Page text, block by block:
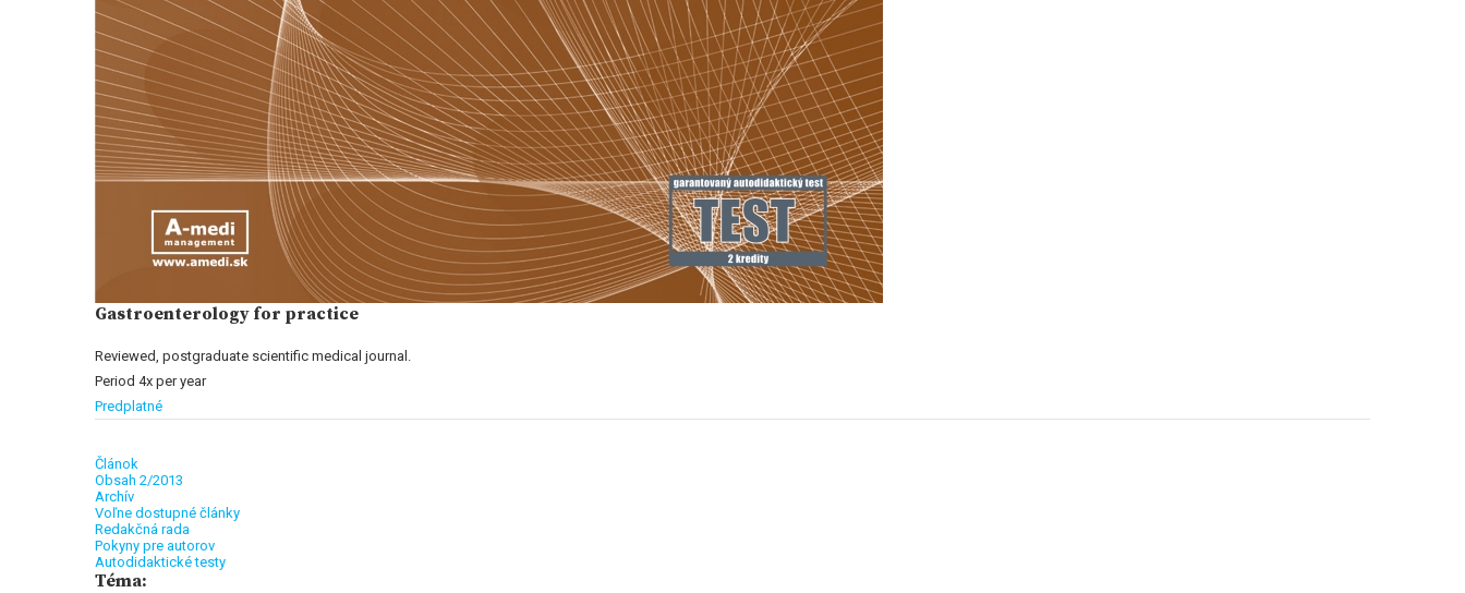
Gastroenterology for practice
Reviewed, postgraduate scientific medical journal.
Period 4x per year
Predplatné
Článok
Obsah 2/2013
Archív
Voľne dostupné články
Redakčná rada
Pokyny pre autorov
Autodidaktické testy
Téma: